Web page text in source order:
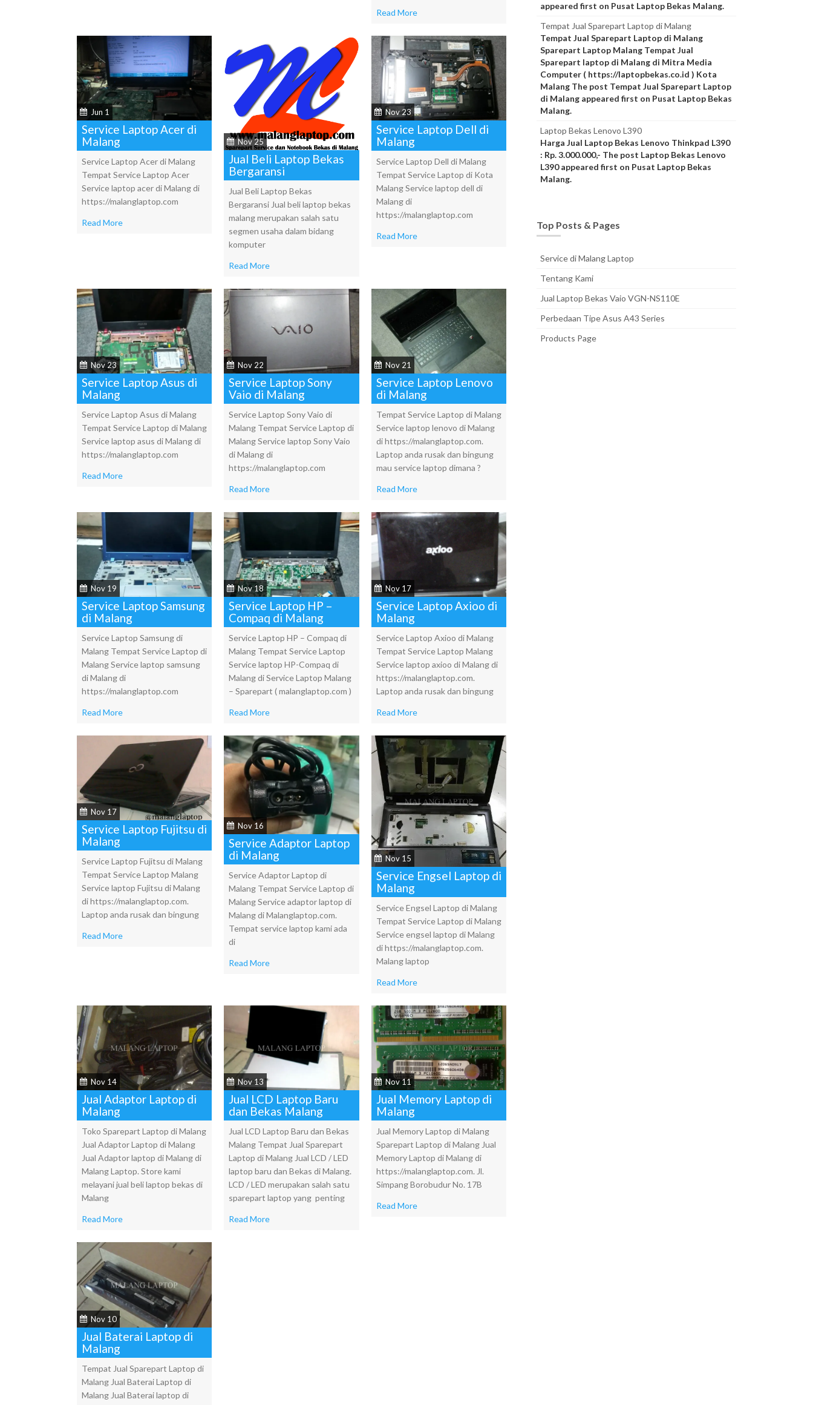
Read More
Jun 1
Service Laptop Acer di
Malang
Service Laptop Acer di Malang
Tempat Service Laptop Acer
Service laptop acer di Malang di
https://malanglaptop.com
Read More
Nov 25
Jual Beli Laptop Bekas
Bergaransi
Jual Beli Laptop Bekas
Bergaransi Jual beli laptop bekas
malang merupakan salah satu
segmen usaha dalam bidang
komputer
Read More
Nov 23
Service Laptop Dell di
Malang
Service Laptop Dell di Malang
Tempat Service Laptop di Kota
Malang Service laptop dell di
Malang di
https://malanglaptop.com
Read More
Nov 23
Service Laptop Asus di
Malang
Service Laptop Asus di Malang
Tempat Service Laptop di Malang
Service laptop asus di Malang di
https://malanglaptop.com
Read More
Nov 22
Service Laptop Sony
Vaio di Malang
Service Laptop Sony Vaio di
Malang Tempat Service Laptop di
Malang Service laptop Sony Vaio
di Malang di
https://malanglaptop.com
Read More
Nov 21
Service Laptop Lenovo
di Malang
Tempat Service Laptop di Malang
Service laptop lenovo di Malang
di https://malanglaptop.com.
Laptop anda rusak dan bingung
mau service laptop dimana ?
Read More
Nov 19
Service Laptop Samsung
di Malang
Service Laptop Samsung di
Malang Tempat Service Laptop di
Malang Service laptop samsung
di Malang di
https://malanglaptop.com
Read More
Nov 18
Service Laptop HP –
Compaq di Malang
Service Laptop HP – Compaq di
Malang Tempat Service Laptop
Service laptop HP-Compaq di
Malang di Service Laptop Malang
– Sparepart ( malanglaptop.com )
Read More
Nov 17
Service Laptop Axioo di
Malang
Service Laptop Axioo di Malang
Tempat Service Laptop Malang
Service laptop axioo di Malang di
https://malanglaptop.com.
Laptop anda rusak dan bingung
Read More
Nov 17
Service Laptop Fujitsu di
Malang
Service Laptop Fujitsu di Malang
Tempat Service Laptop Malang
Service laptop Fujitsu di Malang
di https://malanglaptop.com.
Laptop anda rusak dan bingung
Read More
Nov 16
Service Adaptor Laptop
di Malang
Service Adaptor Laptop di
Malang Tempat Service Laptop di
Malang Service adaptor laptop di
Malang di Malanglaptop.com.
Tempat service laptop kami ada
di
Read More
Nov 15
Service Engsel Laptop di
Malang
Service Engsel Laptop di Malang
Tempat Service Laptop di Malang
Service engsel laptop di Malang
di https://malanglaptop.com.
Malang laptop
Read More
Nov 14
Jual Adaptor Laptop di
Malang
Toko Sparepart Laptop di Malang
Jual Adaptor Laptop di Malang
Jual Adaptor laptop di Malang di
Malang Laptop. Store kami
melayani jual beli laptop bekas di
Malang
Read More
Nov 13
Jual LCD Laptop Baru
dan Bekas Malang
Jual LCD Laptop Baru dan Bekas
Malang Tempat Jual Sparepart
Laptop di Malang Jual LCD / LED
laptop baru dan Bekas di Malang.
LCD / LED merupakan salah satu
sparepart laptop yang penting
Read More
Nov 11
Jual Memory Laptop di
Malang
Jual Memory Laptop di Malang
Sparepart Laptop di Malang Jual
Memory Laptop di Malang di
https://malanglaptop.com. Jl.
Simpang Borobudur No. 17B
Read More
Nov 10
Jual Baterai Laptop di
Malang
Tempat Jual Sparepart Laptop di
Malang Jual Baterai Laptop di
Malang Jual Baterai laptop di
appeared first on Pusat Laptop Bekas Malang.
Tempat Jual Sparepart Laptop di Malang
Tempat Jual Sparepart Laptop di Malang
Sparepart Laptop Malang Tempat Jual
Sparepart laptop di Malang di Mitra Media
Computer ( https://laptopbekas.co.id ) Kota
Malang The post Tempat Jual Sparepart Laptop
di Malang appeared first on Pusat Laptop Bekas
Malang.
Laptop Bekas Lenovo L390
Harga Jual Laptop Bekas Lenovo Thinkpad L390
: Rp. 3.000.000,- The post Laptop Bekas Lenovo
L390 appeared first on Pusat Laptop Bekas
Malang.
Top Posts & Pages
Service di Malang Laptop
Tentang Kami
Jual Laptop Bekas Vaio VGN-NS110E
Perbedaan Tipe Asus A43 Series
Products Page